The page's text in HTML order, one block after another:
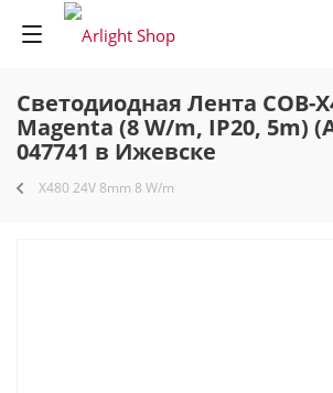
Светодиодная Лента COB-
Magenta (8 W/m, IP20, 5m)
047741 в Ижевске
X480 24V 8mm 8 W/m